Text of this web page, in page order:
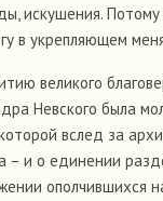
искушения. Потому
в укрепляющем
великого
Невского была
вслед за
– и о единении
ополчившихся